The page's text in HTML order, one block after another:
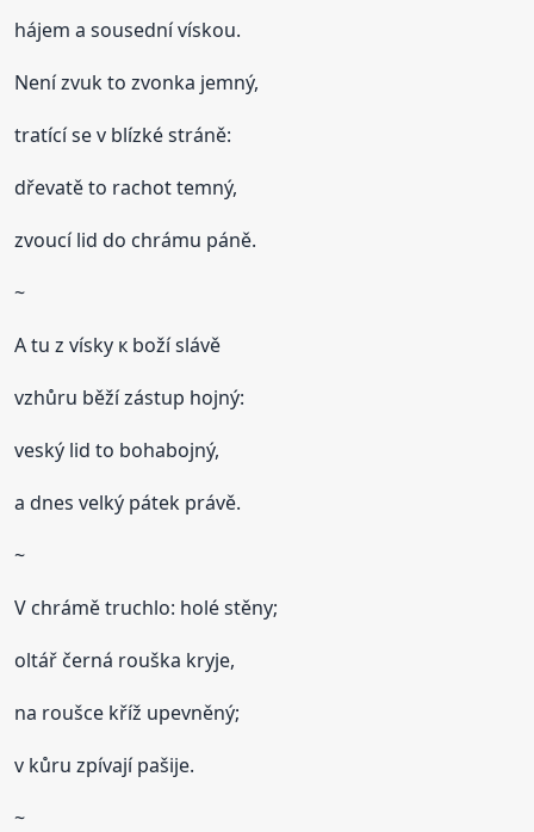
hájem a sousední vískou.
Není zvuk to zvonka jemný,
tratící se v blízké stráně:
dřevatě to rachot temný,
zvoucí lid do chrámu páně.
~
A tu z vísky к boží slávě
vzhůru běží zástup hojný:
veský lid to bohabojný,
a dnes velký pátek právě.
~
V chrámě truchlo: holé stěny;
oltář černá rouška kryje,
na roušce kříž upevněný;
v kůru zpívají pašije.
~